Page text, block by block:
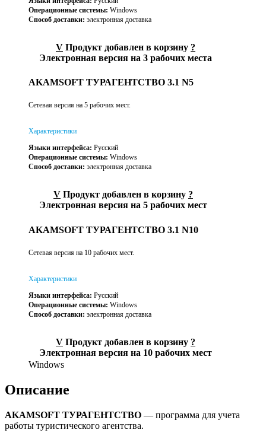
Операционные системы: Windows
Способ доставки: электронная доставка
V Продукт добавлен в корзину ?
Электронная версия на 3 рабочих места
AKAMSOFT ТУРАГЕНТСТВО 3.1 N5
Сетевая версия на 5 рабочих мест.
Характеристики
Языки интерфейса: Русский
Операционные системы: Windows
Способ доставки: электронная доставка
V Продукт добавлен в корзину ?
Электронная версия на 5 рабочих мест
AKAMSOFT ТУРАГЕНТСТВО 3.1 N10
Сетевая версия на 10 рабочих мест.
Характеристики
Языки интерфейса: Русский
Операционные системы: Windows
Способ доставки: электронная доставка
V Продукт добавлен в корзину ?
Электронная версия на 10 рабочих мест
Windows
Описание
AKAMSOFT ТУРАГЕНТСТВО — программа для учета
работы туристического агентства.